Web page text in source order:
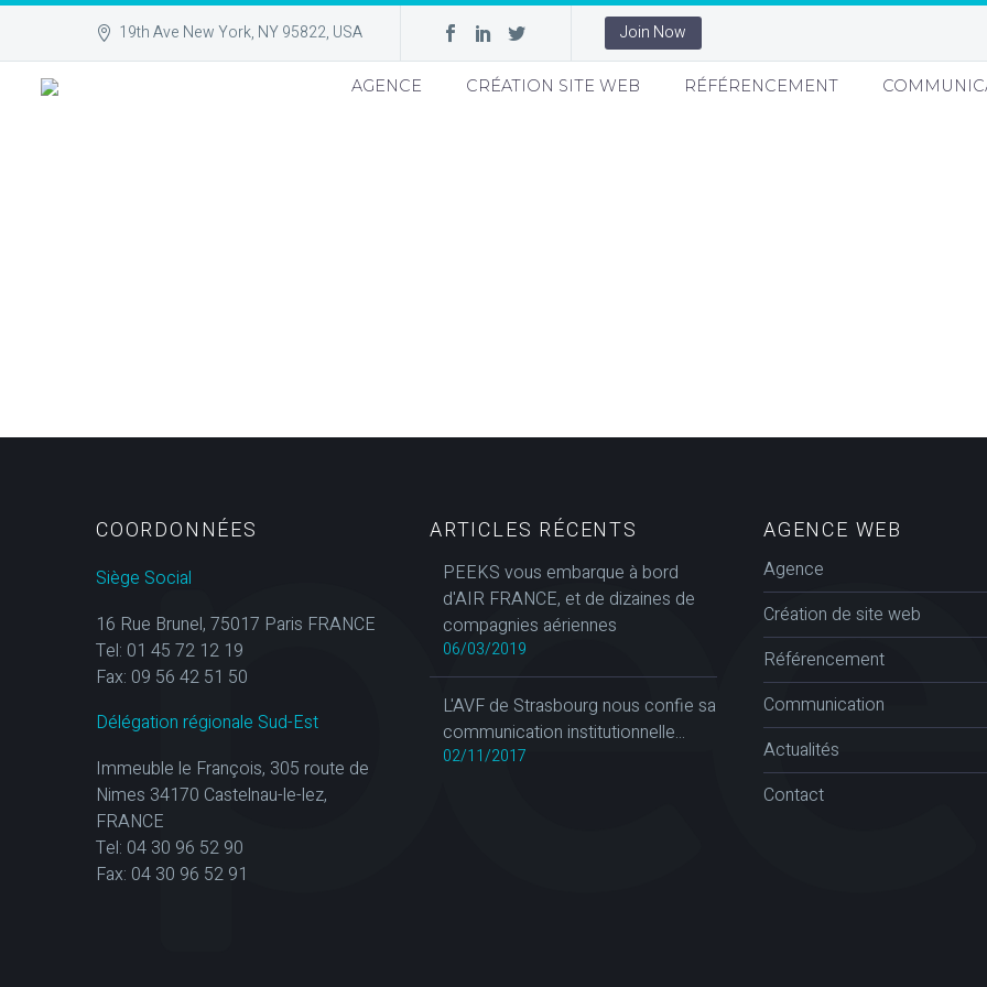
19th Ave New York, NY 95822, USA Join Now
AGENCE CRÉATION SITE WEB RÉFÉRENCEMENT
COORDONNÉES
Siège Social
16 Rue Brunel, 75017 Paris FRANCE
Tel: 01 45 72 12 19
Fax: 09 56 42 51 50
Délégation régionale Sud-Est
Immeuble le François, 305 route de
Nimes 34170 Castelnau-le-lez,
FRANCE
Tel: 04 30 96 52 90
Fax: 04 30 96 52 91
ARTICLES RÉCENTS
PEEKS vous embarque à bord
d'AIR FRANCE, et de dizaines de
compagnies aériennes
06/03/2019
L'AVF de Strasbourg nous confie sa
communication institutionnelle...
02/11/2017
AGENCE WEB
Agence
Création de site web
Référencement
Communication
Actualités
Contact